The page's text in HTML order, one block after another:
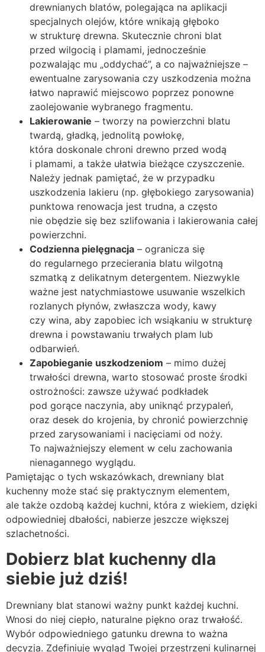
drewnianych blatów, polegająca na aplikacji
specjalnych olejów, które wnikają głęboko
w strukturę drewna. Skutecznie chroni blat
przed wilgocią i plamami, jednocześnie
pozwalając mu „oddychać”, a co najważniejsze –
ewentualne zarysowania czy uszkodzenia można
łatwo naprawić miejscowo poprzez ponowne
zaolejowanie wybranego fragmentu.
Lakierowanie – tworzy na powierzchni blatu
twardą, gładką, jednolitą powłokę,
która doskonale chroni drewno przed wodą
i plamami, a także ułatwia bieżące czyszczenie.
Należy jednak pamiętać, że w przypadku
uszkodzenia lakieru (np. głębokiego zarysowania)
punktowa renowacja jest trudna, a często
nie obędzie się bez szlifowania i lakierowania całej
powierzchni.
Codzienna pielęgnacja – ogranicza się
do regularnego przecierania blatu wilgotną
szmatką z delikatnym detergentem. Niezwykle
ważne jest natychmiastowe usuwanie wszelkich
rozlanych płynów, zwłaszcza wody, kawy
czy wina, aby zapobiec ich wsiąkaniu w strukturę
drewna i powstawaniu trwałych plam lub
odbarwień.
Zapobieganie uszkodzeniom – mimo dużej
trwałości drewna, warto stosować proste środki
ostrożności: zawsze używać podkładek
pod gorące naczynia, aby uniknąć przypaleń,
oraz desek do krojenia, by chronić powierzchnię
przed zarysowaniami i nacięciami od noży.
To najważniejszy element w celu zachowania
nienagannego wyglądu.
Pamiętając o tych wskazówkach, drewniany blat
kuchenny może stać się praktycznym elementem,
ale także ozdobą każdej kuchni, która z wiekiem, dzięki
odpowiedniej dbałości, nabierze jeszcze większej
szlachetności.
Dobierz blat kuchenny dla
siebie już dziś!
Drewniany blat stanowi ważny punkt każdej kuchni.
Wnosi do niej ciepło, naturalne piękno oraz trwałość.
Wybór odpowiedniego gatunku drewna to ważna
decyzja. Zdefiniuje wygląd Twojej przestrzeni kulinarnej